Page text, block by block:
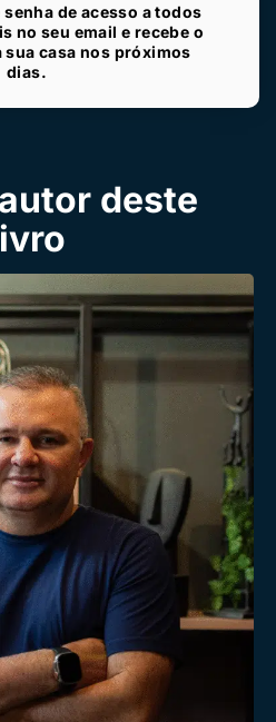
senha de acesso a todos
no seu email e recebe o
casa nos próximos
dias.
deste